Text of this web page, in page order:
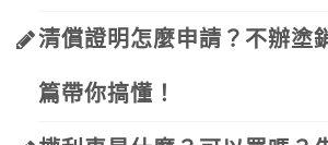
清償證明怎麼申請？不辦塗
篇帶你搞懂！